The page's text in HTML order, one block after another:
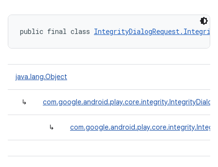
public final class
java.lang.Object
↳
↳